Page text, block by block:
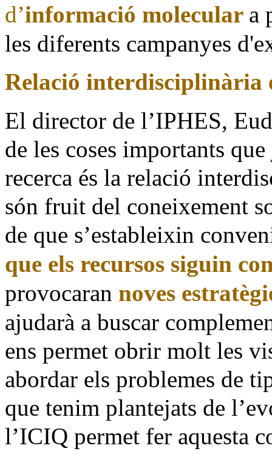
d’informació molecular a
les diferents campanyes
Relació interdisciplinària
El director de l’IPHES,
de les coses importants
recerca és la relació
són fruit del coneixement
de que s’estableixin
que els recursos siguin
provocaran noves
ajudarà a buscar
ens permet obrir molt les
abordar els problemes de
que tenim plantejats de
l’ICIQ permet fer aquesta